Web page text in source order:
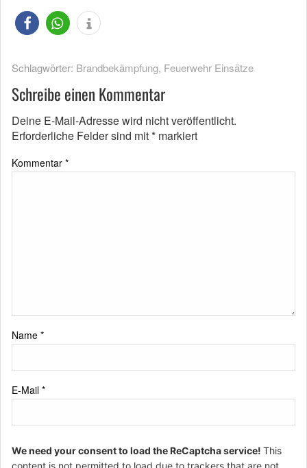
Schlagwörter: Brandbekämpfung, Feuerwehr Einsätze
Schreibe einen Kommentar
Deine E-Mail-Adresse wird nicht veröffentlicht.
Erforderliche Felder sind mit* markiert
Kommentar *
Name *
E-Mail *
We need your consent to load the ReCaptcha service! This